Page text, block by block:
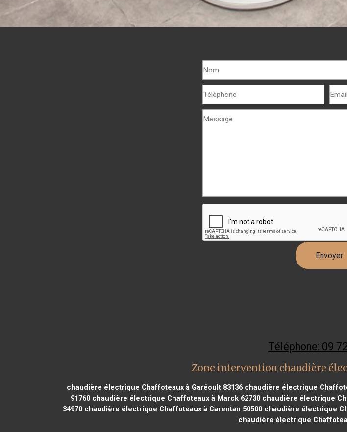
Téléphone: 09
Zone intervention chaudière
chaudière électrique Chaffoteaux à Garéoult 83136chaudière électrique
91760 chaudière électrique Chaffoteaux à Marck 62730 chaudière électrique
34970chaudière électrique Chaffoteaux à Carentan 50500chaudière électrique
chaudière électrique